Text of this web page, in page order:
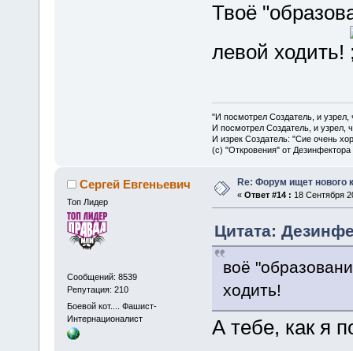
Твоё
левой ходить!
"И посмотрел Создатель, и
И посмотрел Создатель, и узрел,
И изрек Создатель: "Сие очень
(с) "Откровения" от Дезинфектора
Сергей Евгеньевич
Топ Лидер
Сообщений: 8539
Репутация: 210
Боевой кот.... Фашист-
Интернационалист
Re: Форум ищет нового
« Ответ #14 : 18 Сентября
Цитата:
воё
ходить!
А тебе, как я